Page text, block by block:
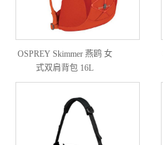
OSPREY Skimmer 燕鸥 女
式双肩背包 16L